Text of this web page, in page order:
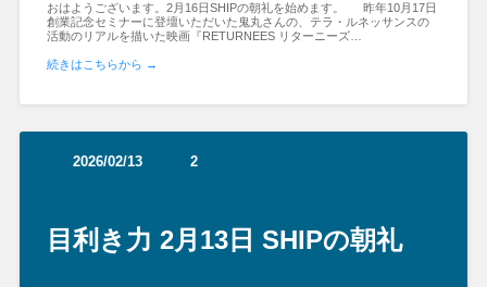
おはようございます。2月16日SHIPの朝礼を始めます。 昨年10月17日
創業記念セミナーに登壇いただいた鬼丸さんの、テラ・ルネッサンスの
活動のリアルを描いた映画『RETURNEES リターニーズ…
続きはこちらから →
2026/02/13 2
目利き力 2月13日 SHIPの朝礼